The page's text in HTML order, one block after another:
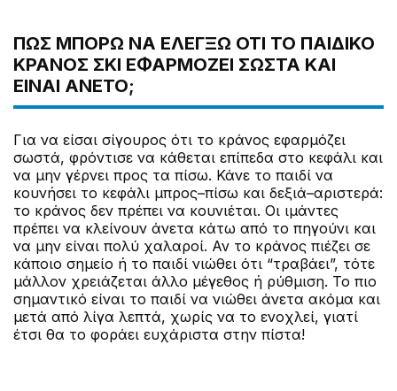
ΠΏΣ ΜΠΟΡΏ ΝΑ ΕΛΈΓΞΩ ΌΤΙ ΤΟ ΠΑΙΔΙΚΌ
ΚΡΆΝΟΣ ΣΚΙ ΕΦΑΡΜΌΖΕΙ ΣΩΣΤΆ ΚΑΙ
ΕΊΝΑΙ ΆΝΕΤΟ;
Για να είσαι σίγουρος ότι το κράνος εφαρμόζει
σωστά, φρόντισε να κάθεται επίπεδα στο κεφάλι και
να μην γέρνει προς τα πίσω. Κάνε το παιδί να
κουνήσει το κεφάλι μπρος–πίσω και δεξιά–αριστερά:
το κράνος δεν πρέπει να κουνιέται. Οι ιμάντες
πρέπει να κλείνουν άνετα κάτω από το πηγούνι και
να μην είναι πολύ χαλαροί. Αν το κράνος πιέζει σε
κάποιο σημείο ή το παιδί νιώθει ότι “τραβάει”, τότε
μάλλον χρειάζεται άλλο μέγεθος ή ρύθμιση. Το πιο
σημαντικό είναι το παιδί να νιώθει άνετα ακόμα και
μετά από λίγα λεπτά, χωρίς να το ενοχλεί, γιατί
έτσι θα το φοράει ευχάριστα στην πίστα!